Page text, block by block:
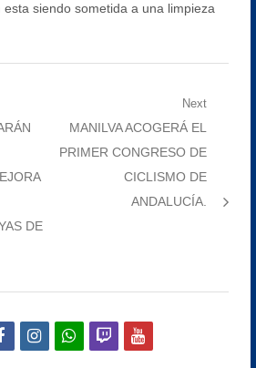
siendo sometida a una limpieza
DE
Next
Next
post:
MANILVA ACOGERÁ EL
PRIMER CONGRESO DE
CICLISMO DE
ANDALUCÍA.
facebookinstagramwhatsapp
twitchyoutube